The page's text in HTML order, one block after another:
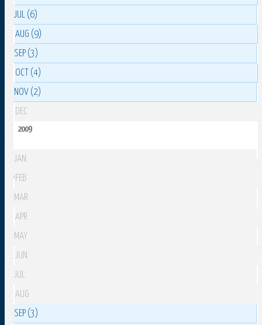
JUL (6)
AUG (9)
SEP (3)
OCT (4)
NOV (2)
DEC
2009
JAN
FEB
MAR
APR
MAY
JUN
JUL
AUG
SEP (3)